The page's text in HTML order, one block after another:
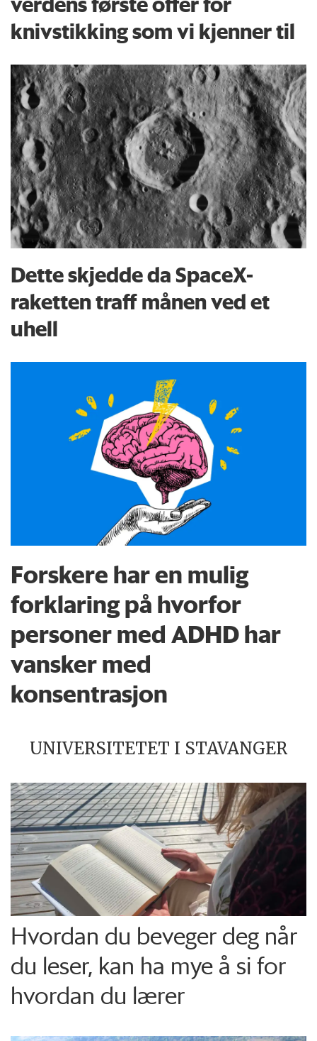
knivstikking som vi kjenner til
Dette skjedde da SpaceX-
raketten traff månen ved et
uhell
Forskere har en mulig
forklaring på hvorfor
personer med ADHD har
vansker med
konsentrasjon
UNIVERSITETET I STAVANGER
Hvordan du beveger deg når
du leser, kan ha mye å si for
hvordan du lærer